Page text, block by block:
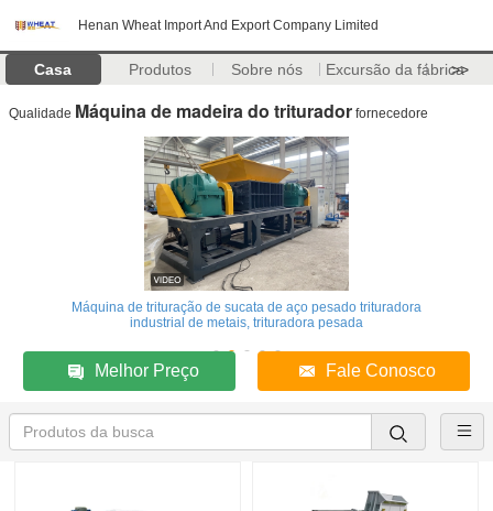
Henan Wheat Import And Export Company Limited
Casa Produtos Sobre nós Excursão da fábrica
>>
Qualidade Máquina de madeira do triturador fornecedore
Máquina de trituração de sucata de aço pesado trituradora
industrial de metais, trituradora pesada
Melhor Preço Fale Conosco